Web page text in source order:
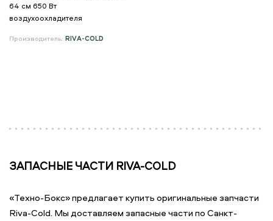
64 см 650 Вт
воздухоохладителя
Производитель: RIVA-COLD
ЗАПАСНЫЕ ЧАСТИ RIVA-COLD
«Техно-Бокс» предлагает купить оригинальные запчасти
Riva-Cold. Мы доставляем запасные части по Санкт-